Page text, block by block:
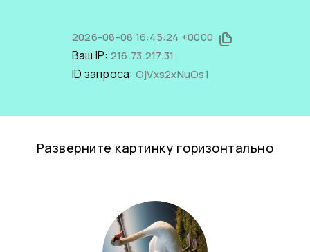
2026-08-08 16:45:24 +0000
Ваш IP: 216.73.217.31
ID запроса: OjVxs2xNuOs1
Разверните картинку горизонтально